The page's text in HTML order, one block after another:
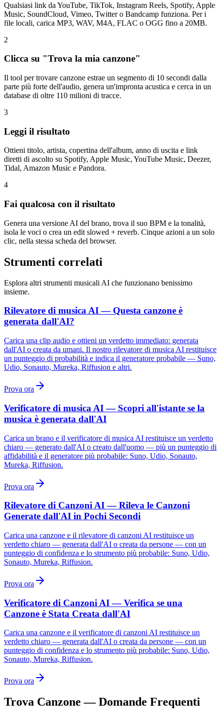
Qualsiasi link da YouTube, TikTok, Instagram Reels, Spotify, Apple
Music, SoundCloud, Vimeo, Twitter o Bandcamp funziona. Per i
file locali, carica MP3, WAV, M4A, FLAC o OGG fino a 20MB.
2
Clicca su "Trova la mia canzone"
Il tool per trovare canzone estrae un segmento di 10 secondi dalla
parte più forte dell'audio, genera un'impronta acustica e cerca in un
database di oltre 110 milioni di tracce.
3
Leggi il risultato
Ottieni titolo, artista, copertina dell'album, anno di uscita e link
diretti di ascolto su Spotify, Apple Music, YouTube Music, Deezer,
Tidal, Amazon Music e Pandora.
4
Fai qualcosa con il risultato
Genera una versione AI del brano, trova il suo BPM e la tonalità,
isola le voci o crea un edit slowed + reverb. Cinque azioni a un solo
clic, nella stessa scheda del browser.
Strumenti correlati
Esplora altri strumenti musicali AI che funzionano benissimo
insieme.
Rilevatore di musica AI — Questa canzone è
generata dall'AI?
Carica una clip audio e ottieni un verdetto immediato: generata
dall'AI o creata da umani. Il nostro rilevatore di musica AI restituisce
un punteggio di probabilità e indica il generatore probabile — Suno,
Udio, Sonauto, Mureka, Riffusion e altri.
Prova ora
Verificatore di musica AI — Scopri all'istante se la
musica è generata dall'AI
Carica un brano e il verificatore di musica AI restituisce un verdetto
chiaro — generato dall'AI o creato dall'uomo — più un punteggio di
affidabilità e il generatore più probabile: Suno, Udio, Sonauto,
Mureka, Riffusion.
Prova ora
Rilevatore di Canzoni AI — Rileva le Canzoni
Generate dall'AI in Pochi Secondi
Carica una canzone e il rilevatore di canzoni AI restituisce un
verdetto chiaro — generata dall'AI o creata da persone — con un
punteggio di confidenza e lo strumento più probabile: Suno, Udio,
Sonauto, Mureka, Riffusion.
Prova ora
Verificatore di Canzoni AI — Verifica se una
Canzone è Stata Creata dall'AI
Carica una canzone e il verificatore di canzoni AI restituisce un
verdetto chiaro — generata dall'AI o creata da persone — con un
punteggio di confidenza e lo strumento più probabile: Suno, Udio,
Sonauto, Mureka, Riffusion.
Prova ora
Trova Canzone — Domande Frequenti